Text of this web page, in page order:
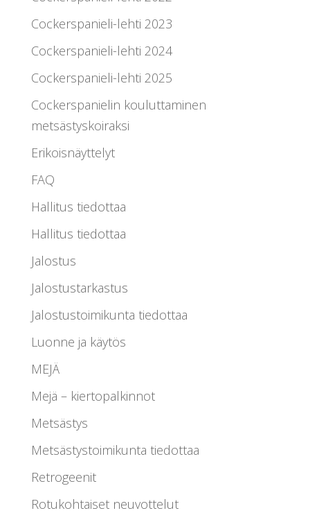
Cockerspanieli-lehti 2023
Cockerspanieli-lehti 2024
Cockerspanieli-lehti 2025
Cockerspanielin kouluttaminen
metsästyskoiraksi
Erikoisnäyttelyt
FAQ
Hallitus tiedottaa
Hallitus tiedottaa
Jalostus
Jalostustarkastus
Jalostustoimikunta tiedottaa
Luonne ja käytös
MEJÄ
Mejä – kiertopalkinnot
Metsästys
Metsästystoimikunta tiedottaa
Retrogeenit
Rotukohtaiset neuvottelut